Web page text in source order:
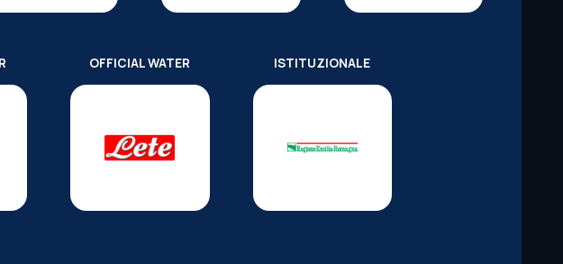
OFFICIAL WATER ISTITUZIONALE